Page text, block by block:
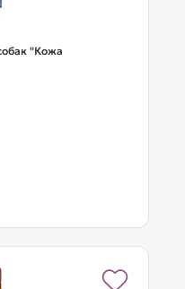
"Кожа